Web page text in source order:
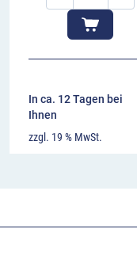
In ca. 12 Tagen bei
Ihnen
zzgl. 19 % MwSt.